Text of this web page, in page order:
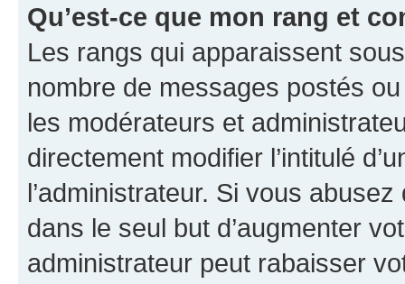
Qu’est-ce que mon rang et
Les rangs qui apparaissent
nombre de messages postés
les modérateurs et
directement modifier l’intitulé
l’administrateur. Si vous
dans le seul but d’augmenter
administrateur peut rabaisser